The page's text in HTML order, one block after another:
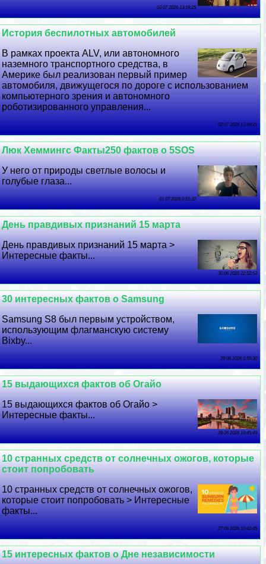
03 07 2026 13:19:25
История беспилотных автомобилей
В рамках проекта ALV, или автономного
наземного трaнcпортного средства, в
Америке был реализован первый пример
автомобиля, движущегося по дороге с использованием
компьютерного зрения и автономного
роботизированного управления...
02 07 2026 13:49:21
Люк Хеммингс Факты250 фактов о 5SOS
У него от природы светлые волосы и
гoлyбые глаза...
01 07 2026 0:51:32
День правдивых признаний 15 марта
День правдивых признаний 15 марта >
Интересные факты...
30 06 2026 22:52:53
30 интересных фактов о Samsung
Samsung S8 был первым устройством,
использующим флагманскую систему
Bixby...
29 06 2026 1:59:30
15 выдающихся фактов об Огайо
15 выдающихся фактов об Огайо >
Интересные факты...
28 06 2026 18:45:49
10 странных средств от солнечных ожогов, которые
стоит попробовать
10 странных средств от солнечных ожогов,
которые стоит попробовать > Интересные
факты...
27 06 2026 10:42:45
15 интересных фактов о Дне независимости